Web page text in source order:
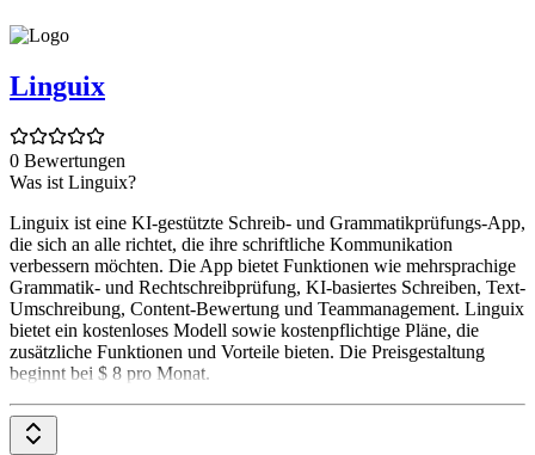
Linguix
0 Bewertungen
Was ist Linguix?
Linguix ist eine KI-gestützte Schreib- und Grammatikprüfungs-App,
die sich an alle richtet, die ihre schriftliche Kommunikation
verbessern möchten. Die App bietet Funktionen wie mehrsprachige
Grammatik- und Rechtschreibprüfung, KI-basiertes Schreiben, Text-
Umschreibung, Content-Bewertung und Teammanagement. Linguix
bietet ein kostenloses Modell sowie kostenpflichtige Pläne, die
zusätzliche Funktionen und Vorteile bieten. Die Preisgestaltung
beginnt bei $ 8 pro Monat.